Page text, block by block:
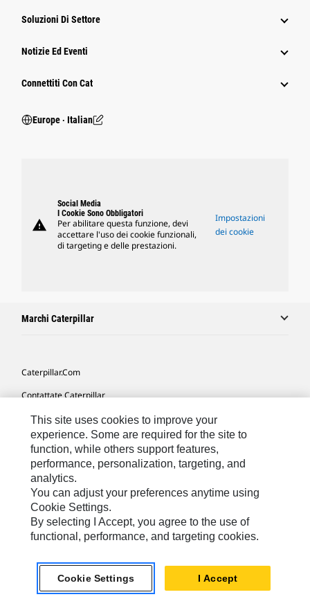
Soluzioni Di Settore
Notizie Ed Eventi
Connettiti Con Cat
Europe ‧ Italian
warning
Social Media
I Cookie Sono Obbligatori
Per abilitare questa funzione, devi
accettare l'uso dei cookie funzionali,
di targeting e delle prestazioni.
Impostazioni
dei cookie
Marchi Caterpillar
Caterpillar.com
Contattate Caterpillar
Le Mie Preferenze Di Marketing
Mappa Del Sito
Cookie Settings
Informazioni Legali
Tutela Della Privacy
Europe - Italian© 2026 Caterpillar. Tutti i diritti riservati.
This site uses cookies to improve your
experience. Some are required for the site to
function, while others support features,
performance, personalization, targeting, and
analytics.
You can adjust your preferences anytime using
Cookie Settings.
By selecting I Accept, you agree to the use of
functional, performance, and targeting cookies.
Cookie Settings I Accept